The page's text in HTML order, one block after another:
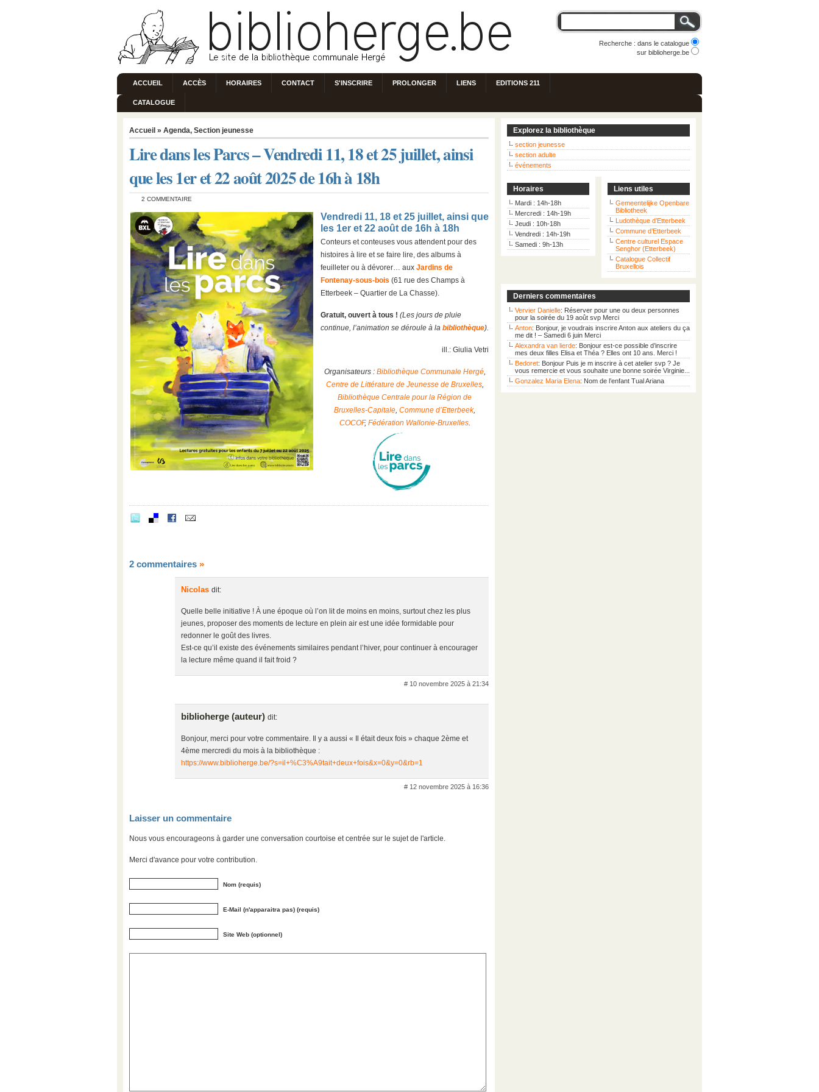
Recherche : dans le catalogue
sur biblioherge.be
ACCUEIL ACCÈS HORAIRES CONTACT S'INSCRIRE PROLONGER LIENS EDITIONS 211
CATALOGUE
Accueil » Agenda, Section jeunesse
Lire dans les Parcs – Vendredi 11, 18 et 25 juillet, ainsi
que les 1er et 22 août 2025 de 16h à 18h
2 COMMENTAIRE
Vendredi 11, 18 et 25 juillet, ainsi que
les 1er et 22 août de 16h à 18h
Conteurs et conteuses vous attendent pour des
histoires à lire et se faire lire, des albums à
feuilleter ou à dévorer… aux Jardins de
Fontenay-sous-bois (61 rue des Champs à
Etterbeek – Quartier de La Chasse).
Gratuit, ouvert à tous ! (Les jours de pluie
continue, l’animation se déroule à la bibliothèque).
ill.: Giulia Vetri
Organisateurs :Bibliothèque Communale Hergé,
Centre de Littérature de Jeunesse de Bruxelles,
Bibliothèque Centrale pour la Région de
Bruxelles-Capitale, Commune d’Etterbeek,
COCOF, Fédération Wallonie-Bruxelles.
2 commentaires »
Nicolas dit:
Quelle belle initiative ! À une époque où l’on lit de moins en moins, surtout chez les plus
jeunes, proposer des moments de lecture en plein air est une idée formidable pour
redonner le goût des livres.
Est-ce qu’il existe des événements similaires pendant l’hiver, pour continuer à encourager
la lecture même quand il fait froid ?
# 10 novembre 2025 à 21:34
biblioherge (auteur) dit:
Bonjour, merci pour votre commentaire. Il y a aussi « Il était deux fois » chaque 2ème et
4ème mercredi du mois à la bibliothèque :
https://www.biblioherge.be/?s=il+%C3%A9tait+deux+fois&x=0&y=0&rb=1
# 12 novembre 2025 à 16:36
Laisser un commentaire
Nous vous encourageons à garder une conversation courtoise et centrée sur le sujet de l'article.
Merci d'avance pour votre contribution.
Nom (requis)
E-Mail (n'apparaitra pas) (requis)
Site Web (optionnel)
Explorez la bibliothèque
section jeunesse
section adulte
événements
Horaires
Mardi : 14h-18h
Mercredi : 14h-19h
Jeudi : 10h-18h
Vendredi : 14h-19h
Samedi : 9h-13h
Liens utiles
Gemeentelijke Openbare
Bibliotheek
Ludothèque d’Etterbeek
Commune d’Etterbeek
Centre culturel Espace
Senghor (Etterbeek)
Catalogue Collectif
Bruxellois
Derniers commentaires
Vervier Danielle: Réserver pour une ou deux personnes
pour la soirée du 19 août svp Merci
Anton: Bonjour, je voudrais inscrire Anton aux ateliers du ça
me dit ! – Samedi 6 juin Merci
Alexandra van lierde: Bonjour est-ce possible d’inscrire
mes deux filles Elisa et Théa ? Elles ont 10 ans. Merci !
Bedoret: Bonjour Puis je m inscrire à cet atelier svp ? Je
vous remercie et vous souhaite une bonne soirée Virginie...
Gonzalez Maria Elena: Nom de l’enfant Tual Ariana